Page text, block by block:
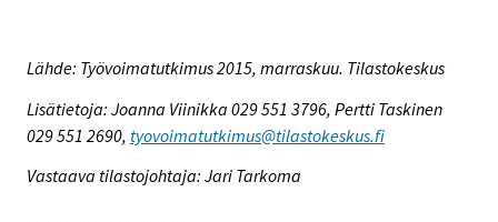
Lähde: Työvoimatutkimus 2015, marraskuu. Tilastokeskus
Lisätietoja: Joanna Viinikka 029 551 3796, Pertti Taskinen
029 551 2690, tyovoimatutkimus@tilastokeskus.fi
Vastaava tilastojohtaja: Jari Tarkoma